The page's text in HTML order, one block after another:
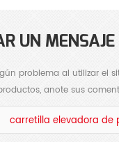
UN MENSAJE
problema al utilizar el
anote sus
responderemos sus
por su atención.
carretilla elevadora de